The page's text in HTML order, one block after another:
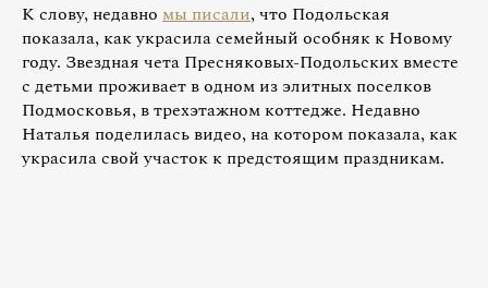
К слову, недавно мы писали, что Подольская
показала, как украсила семейный особняк к Новому
году. Звездная чета Пресняковых-Подольских вместе
с детьми проживает в одном из элитных поселков
Подмосковья, в трехэтажном коттедже. Недавно
Наталья поделилась видео, на котором показала, как
украсила свой участок к предстоящим праздникам.